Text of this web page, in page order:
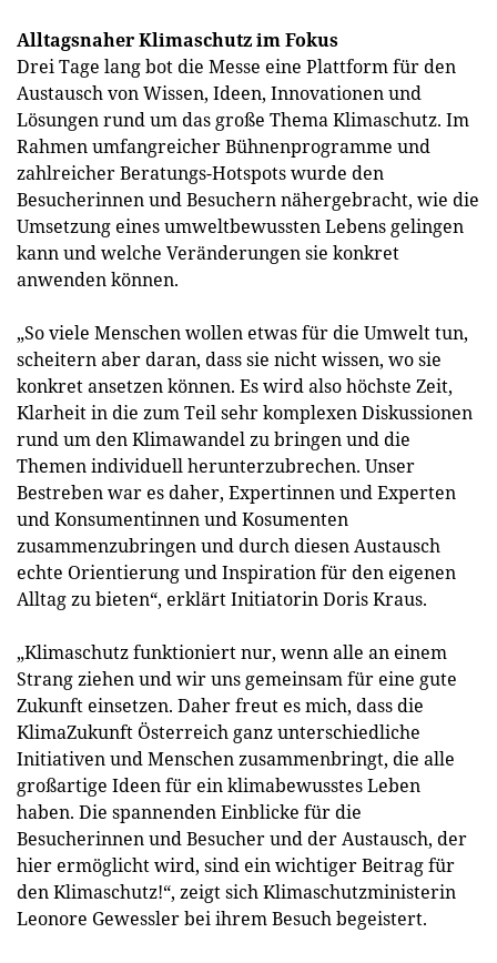
Alltagsnaher Klimaschutz im Fokus
Drei Tage lang bot die Messe eine Plattform für den
Austausch von Wissen, Ideen, Innovationen und
Lösungen rund um das große Thema Klimaschutz. Im
Rahmen umfangreicher Bühnenprogramme und
zahlreicher Beratungs-Hotspots wurde den
Besucherinnen und Besuchern nähergebracht, wie die
Umsetzung eines umweltbewussten Lebens gelingen
kann und welche Veränderungen sie konkret
anwenden können.
„So viele Menschen wollen etwas für die Umwelt tun,
scheitern aber daran, dass sie nicht wissen, wo sie
konkret ansetzen können. Es wird also höchste Zeit,
Klarheit in die zum Teil sehr komplexen Diskussionen
rund um den Klimawandel zu bringen und die
Themen individuell herunterzubrechen. Unser
Bestreben war es daher, Expertinnen und Experten
und Konsumentinnen und Kosumenten
zusammenzubringen und durch diesen Austausch
echte Orientierung und Inspiration für den eigenen
Alltag zu bieten“, erklärt Initiatorin Doris Kraus.
„Klimaschutz funktioniert nur, wenn alle an einem
Strang ziehen und wir uns gemeinsam für eine gute
Zukunft einsetzen. Daher freut es mich, dass die
KlimaZukunft Österreich ganz unterschiedliche
Initiativen und Menschen zusammenbringt, die alle
großartige Ideen für ein klimabewusstes Leben
haben. Die spannenden Einblicke für die
Besucherinnen und Besucher und der Austausch, der
hier ermöglicht wird, sind ein wichtiger Beitrag für
den Klimaschutz!“, zeigt sich Klimaschutzministerin
Leonore Gewessler bei ihrem Besuch begeistert.